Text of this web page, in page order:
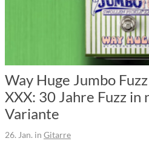
Way Huge Jumbo
XXX: 30 Jahre Fuzz
Variante
26. Jan. in Gitarre